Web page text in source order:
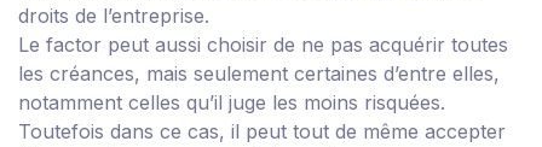
droits de l’entreprise.
Le factor peut aussi choisir de ne pas acquérir toutes
les créances, mais seulement certaines d’entre elles,
notamment celles qu’il juge les moins risquées.
Toutefois dans ce cas, il peut tout de même accepter